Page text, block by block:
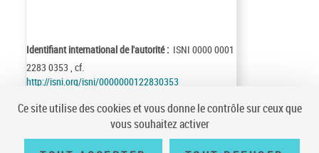
Identifiant international de l'autorité : ISNI 0000 0001
2283 0353 , cf.
http://isni.org/isni/0000000122830353
Notice n° :FRBNF11912343
Mise à jour :26/04/03
Ce site utilise des cookies et vous donne le contrôle sur ceux que
vous souhaitez activer